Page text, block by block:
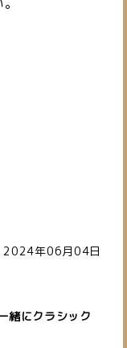
2024年06月04日
緒にクラシック